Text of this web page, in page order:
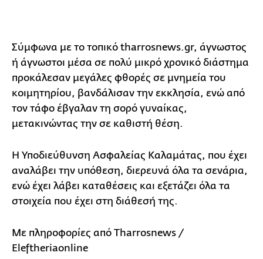
Σύμφωνα με το τοπικό tharrosnews.gr, άγνωστος
ή άγνωστοι μέσα σε πολύ μικρό χρονικό διάστημα
προκάλεσαν μεγάλες φθορές σε μνημεία του
κοιμητηρίου, βανδάλισαν την εκκλησία, ενώ από
τον τάφο έβγαλαν τη σορό γυναίκας,
μετακινώντας την σε καθιστή θέση.
Η Υποδιεύθυνση Ασφαλείας Καλαμάτας, που έχει
αναλάβει την υπόθεση, διερευνά όλα τα σενάρια,
ενώ έχει λάβει καταθέσεις και εξετάζει όλα τα
στοιχεία που έχει στη διάθεσή της.
Με πληροφορίες από Tharrosnews /
Εleftheriaonline